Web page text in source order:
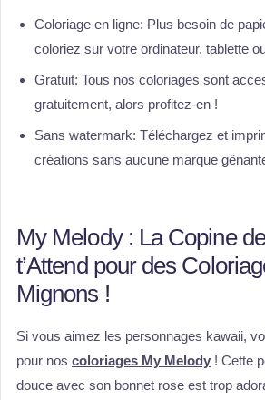
Coloriage en ligne: Plus besoin de
coloriez sur votre ordinateur, tablette
Gratuit: Tous nos coloriages sont
gratuitement, alors profitez-en !
Sans watermark: Téléchargez et
créations sans aucune marque
My Melody : La Copine
t’Attend pour des
Mignons !
Si vous aimez les personnages kawaii,
pour nos coloriages My Melody ! Cette
douce avec son bonnet rose est trop